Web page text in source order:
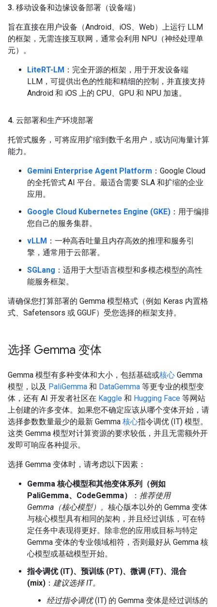
3. 移动设备和边缘设备部署（设备端）
旨在直接在用户设备（Android、iOS、Web）上运行 LLM
的框架，无需连接互联网，通常会利用 NPU（神经处理单
元）。
LiteRT-LM ：完全开源的框架，用于开发设备端
LLM，可提供出色的性能和精细的控制，并直接支持
Android 和 iOS 上的 CPU、GPU 和 NPU 加速。
4. 云部署和生产环境部署
托管式服务，可将应用扩缩到数千名用户，或访问海量计算
能力。
Gemini Enterprise Agent Platform ：Google Cloud
的全托管式 AI 平台。最适合需要 SLA 和扩缩的企业
应用。
Google Cloud Kubernetes Engine (GKE) ：用于编排
您自己的服务集群。
vLLM ：一种高吞吐量且内存高效的推理和服务引
擎，通常用于云部署。
SGLang ：适用于大型语言模型和多模态模型的高性
能服务框架。
请确保您打算部署的 Gemma 模型格式（例如 Keras 内置格
式、Safetensors 或 GGUF）受您选择的框架支持。
选择 Gemma 变体
Gemma 模型有多种变体和大小，包括基础或核心 Gemma
模型，以及 PaliGemma 和 DataGemma 等更专业的模型变
体，还有 AI 开发者社区在 Kaggle 和 Hugging Face 等网站
上创建的许多变体。如果您不确定应该从哪个变体开始，请
选择参数数量最少的最新 Gemma 核心指令调优 (IT) 模型。
这类 Gemma 模型对计算资源的要求较低，并且无需额外开
发即可响应各种提示。
选择 Gemma 变体时，请考虑以下因素：
Gemma 核心模型和其他变体系列（例如
PaliGemma、CodeGemma）
： 推荐使用
Gemma（核心模型）。 核心版本以外的 Gemma 变体
与核心模型具有相同的架构，并且经过训练，可在特
定任务中表现得更好。除非您的应用或目标与特定
Gemma 变体的专业领域相符，否则最好从 Gemma 核
心模型或基础模型开始。
指令调优 (IT)、预训练 (PT)、微调 (FT)、混合
(mix) ： 建议选择 IT。
经过指令调优(IT) 的 Gemma 变体是经过训练的